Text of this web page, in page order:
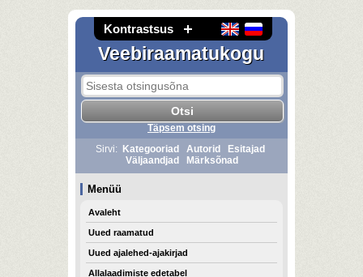
Kontrastsus
Veebiraamatukogu
Täpsem otsing
Sirvi:
Kategooriad Autorid
Esitajad
Väljaandjad
Märksõnad
Menüü
Avaleht
Uued raamatud
Uued ajalehed-ajakirjad
Allalaadimiste edetabel